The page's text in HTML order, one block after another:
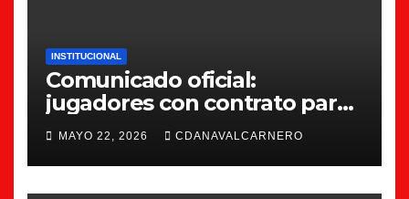
INSTITUCIONAL
Comunicado oficial:
jugadores con contrato para
la 26/27
MAYO 22, 2026 CDANAVALCARNERO